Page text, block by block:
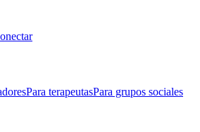
Para terapeutasPara grupos sociales